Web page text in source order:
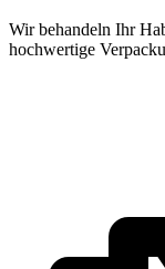
Wir behandeln Ihr
hochwertige